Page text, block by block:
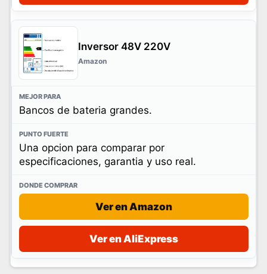
Inversor 48V 220V
Amazon
Bancos de bateria grandes.
Una opcion para comparar por
especificaciones, garantia y uso real.
Ver en Amazon
Ver en AliExpress